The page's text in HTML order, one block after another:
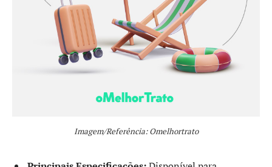
Imagem/Referência: Omelhortrato